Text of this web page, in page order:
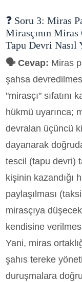
❓ Soru 3: Miras
Mirasçının
Tapu Devri Nasıl
🗣️ Cevap: Miras
şahsa
"mirasçı" sıfatını
hükmü uyarınca;
devralan üçüncü
dayanarak
tescil (tapu devri)
kişinin kazandığı
paylaşılması
mirasçıya
kendisine
Yani, miras
şahıs tereke
duruşmalara